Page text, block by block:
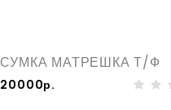
СУМКА МАТРЕШКА Т/Ф
20000р.